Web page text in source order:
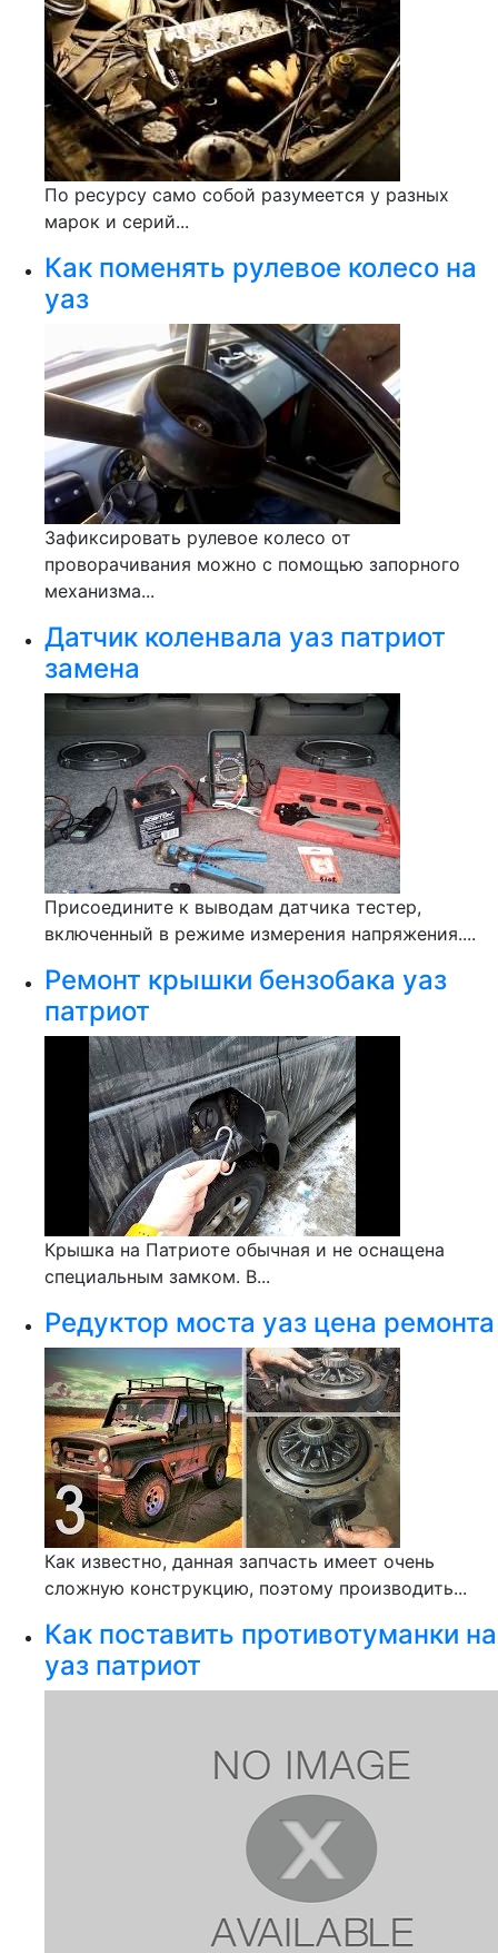
По ресурсу само собой разумеется у разных
марок и серий...
Как поменять рулевое колесо на
уаз
Зафиксировать рулевое колесо от
проворачивания можно с помощью запорного
механизма...
Датчик коленвала уаз патриот
замена
Присоедините к выводам датчика тестер,
включенный в режиме измерения напряжения....
Ремонт крышки бензобака уаз
патриот
Крышка на Патриоте обычная и не оснащена
специальным замком. В...
Редуктор моста уаз цена ремонта
Как известно, данная запчасть имеет очень
сложную конструкцию, поэтому производить...
Как поставить противотуманки на
уаз патриот